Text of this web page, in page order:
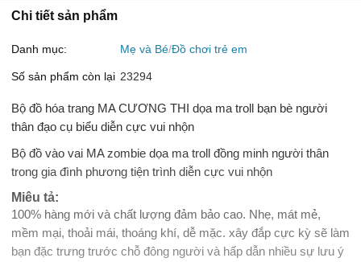
Chi tiết sản phẩm
Danh mục: Mẹ và Bé Đồ chơi trẻ em
Số sản phẩm còn lại 23294
Bộ đồ hóa trang MA CƯƠNG THI dọa ma troll bạn bè người
thân đạo cụ biểu diễn cực vui nhộn
Bộ đồ vào vai MA zombie dọa ma troll đồng minh người thân
trong gia đình phương tiện trình diễn cực vui nhộn
Miêu tả:
100% hàng mới và chất lượng đảm bảo cao. Nhẹ, mát mẻ,
mềm mại, thoải mái, thoáng khí, dễ mặc. xây đắp cực kỳ sẽ làm
bạn đặc trưng trước chỗ đông người và hấp dẫn nhiều sự lưu ý